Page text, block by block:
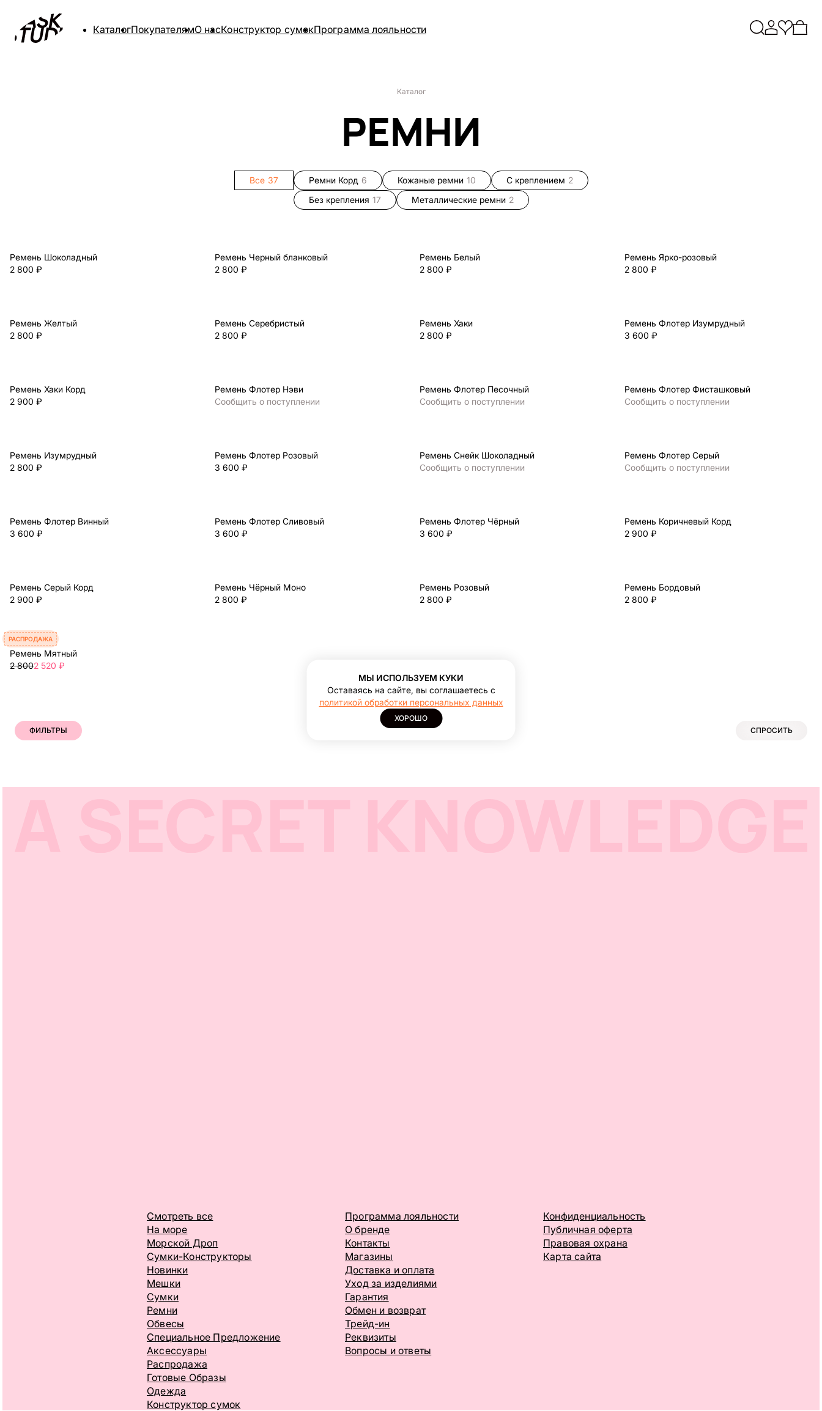
КаталогПокупателямО насКонструктор сумокПрограмма лояльности
Каталог
РЕМНИ
Все 37 Ремни Корд 6 Кожаные ремни 10 С креплением 2
Без крепления 17 Металлические ремни 2
Ремень Шоколадный
2 800 ₽
Ремень Черный бланковый
2 800 ₽
Ремень Белый
2 800 ₽
Ремень Ярко-розовый
2 800 ₽
Ремень Желтый
2 800 ₽
Ремень Серебристый
2 800 ₽
Ремень Хаки
2 800 ₽
Ремень Флотер Изумрудный
3 600 ₽
Ремень Хаки Корд
2 900 ₽
Ремень Флотер Нэви
Сообщить о поступлении
Ремень Флотер Песочный
Сообщить о поступлении
Ремень Флотер Фисташковый
Сообщить о поступлении
Ремень Изумрудный
2 800 ₽
Ремень Флотер Розовый
3 600 ₽
Ремень Снейк Шоколадный
Сообщить о поступлении
Ремень Флотер Серый
Сообщить о поступлении
Ремень Флотер Винный
3 600 ₽
Ремень Флотер Сливовый
3 600 ₽
Ремень Флотер Чёрный
3 600 ₽
Ремень Коричневый Корд
2 900 ₽
Ремень Серый Корд
2 900 ₽
Ремень Чёрный Моно
2 800 ₽
Ремень Розовый
2 800 ₽
Ремень Бордовый
2 800 ₽
Ремень Мятный
2 8002 520 ₽
РАСПРОДАЖА
1 2
ФИЛЬТРЫ
МЫ ИСПОЛЬЗУЕМ КУКИ
Оставаясь на сайте, вы соглашаетесь с
политикой обработки персональных данных
ХОРОШО
Смотреть все
На море
Морской Дроп
Сумки-Конструкторы
Новинки
Мешки
Сумки
Ремни
Обвесы
Специальное Предложение
Аксессуары
Распродажа
Готовые Образы
Одежда
Конструктор сумок
Программа лояльности
О бренде
Контакты
Магазины
Доставка и оплата
Уход за изделиями
Гарантия
Обмен и возврат
Трейд-ин
Реквизиты
Вопросы и ответы
Конфиденциальность
Публичная оферта
Правовая охрана
Карта сайта